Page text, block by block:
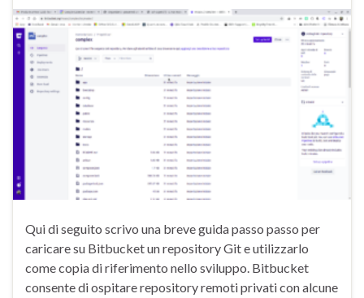
Qui di seguito scrivo una breve guida passo passo per
caricare su Bitbucket un repository Git e utilizzarlo
come copia di riferimento nello sviluppo. Bitbucket
consente di ospitare repository remoti privati con alcune